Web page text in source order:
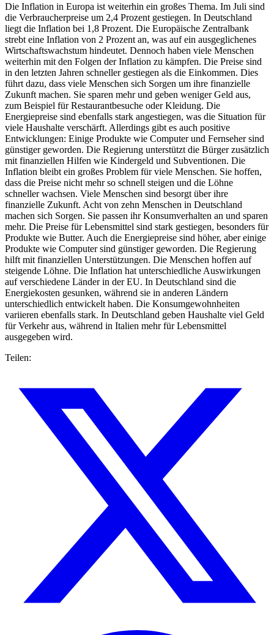
Die Inflation in Europa ist weiterhin ein großes Thema. Im Juli sind
die Verbraucherpreise um 2,4 Prozent gestiegen. In Deutschland
liegt die Inflation bei 1,8 Prozent. Die Europäische Zentralbank
strebt eine Inflation von 2 Prozent an, was auf ein ausgeglichenes
Wirtschaftswachstum hindeutet. Dennoch haben viele Menschen
weiterhin mit den Folgen der Inflation zu kämpfen. Die Preise sind
in den letzten Jahren schneller gestiegen als die Einkommen. Dies
führt dazu, dass viele Menschen sich Sorgen um ihre finanzielle
Zukunft machen. Sie sparen mehr und geben weniger Geld aus,
zum Beispiel für Restaurantbesuche oder Kleidung. Die
Energiepreise sind ebenfalls stark angestiegen, was die Situation für
viele Haushalte verschärft. Allerdings gibt es auch positive
Entwicklungen: Einige Produkte wie Computer und Fernseher sind
günstiger geworden. Die Regierung unterstützt die Bürger zusätzlich
mit finanziellen Hilfen wie Kindergeld und Subventionen. Die
Inflation bleibt ein großes Problem für viele Menschen. Sie hoffen,
dass die Preise nicht mehr so schnell steigen und die Löhne
schneller wachsen. Viele Menschen sind besorgt über ihre
finanzielle Zukunft. Acht von zehn Menschen in Deutschland
machen sich Sorgen. Sie passen ihr Konsumverhalten an und sparen
mehr. Die Preise für Lebensmittel sind stark gestiegen, besonders für
Produkte wie Butter. Auch die Energiepreise sind höher, aber einige
Produkte wie Computer sind günstiger geworden. Die Regierung
hilft mit finanziellen Unterstützungen. Die Menschen hoffen auf
steigende Löhne. Die Inflation hat unterschiedliche Auswirkungen
auf verschiedene Länder in der EU. In Deutschland sind die
Energiekosten gesunken, während sie in anderen Ländern
unterschiedlich entwickelt haben. Die Konsumgewohnheiten
variieren ebenfalls stark. In Deutschland geben Haushalte viel Geld
für Verkehr aus, während in Italien mehr für Lebensmittel
ausgegeben wird.
Teilen: